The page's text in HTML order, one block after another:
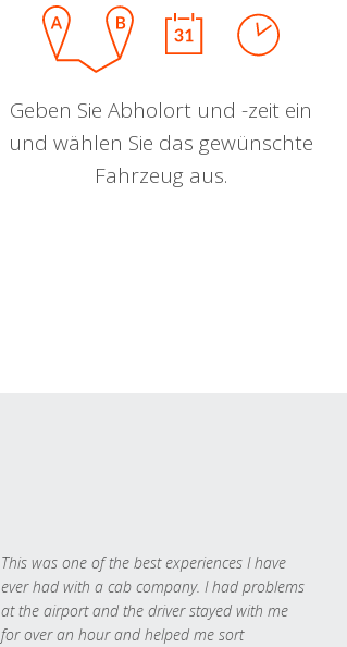
Geben Sie Abholort und -zeit ein
und wählen Sie das gewünschte
Fahrzeug aus.
This was one of the best experiences I have
ever had with a cab company. I had problems
at the airport and the driver stayed with me
for over an hour and helped me sort